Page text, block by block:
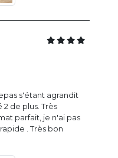
s'étant agrandit
de plus. Très
parfait, je n'ai pas
. Très bon